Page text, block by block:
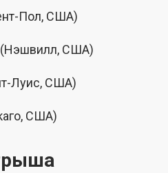
Пол, США)
(Нэшвилл, США)
Луис, США)
США)